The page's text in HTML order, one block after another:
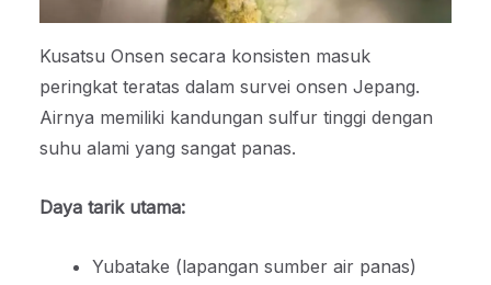
Kusatsu Onsen secara konsisten masuk
peringkat teratas dalam survei onsen Jepang.
Airnya memiliki kandungan sulfur tinggi dengan
suhu alami yang sangat panas.
Daya tarik utama:
Yubatake (lapangan sumber air panas)